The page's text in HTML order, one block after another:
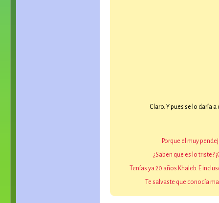
Claro. Y pues se lo daría
Porque el muy
¿Saben que es lo
Tenías ya 20 años Khaleb. E
Te salvaste que conocía